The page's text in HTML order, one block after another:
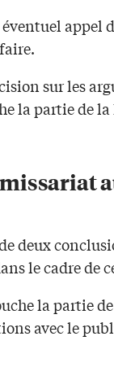
appel
sur les
la partie de
deux
le cadre de
la partie
avec le